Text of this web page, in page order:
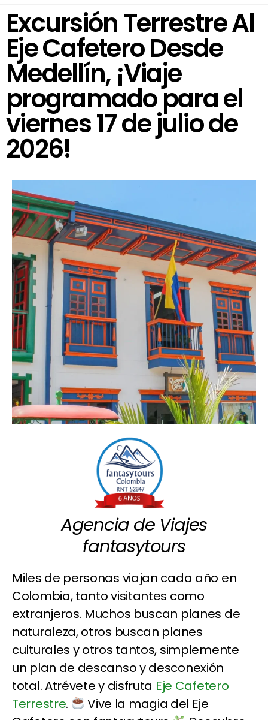
Excursión Terrestre Al
Eje Cafetero Desde
Medellín, ¡Viaje
programado para el
viernes 17 de julio de
2026!
Agencia de Viajes
fantasytours
Miles de personas viajan cada año en
Colombia, tanto visitantes como
extranjeros. Muchos buscan planes de
naturaleza, otros buscan planes
culturales y otros tantos, simplemente
un plan de descanso y desconexión
total. Atrévete y disfruta Eje Cafetero
Terrestre.
Vive la magia del Eje